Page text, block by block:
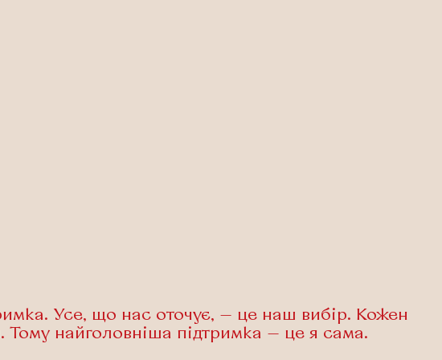
Усе, що нас оточує, — це наш вибір. Кожен
найголовніша підтримка — це я сама.